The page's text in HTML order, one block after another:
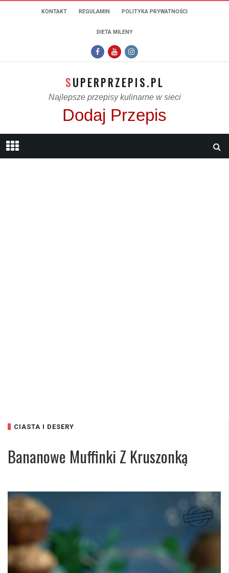
KONTAKT REGULAMIN POLITYKA PRYWATNOŚCI
DIETA MILENY
SUPERPRZEPIS.PL
Najlepsze przepisy kulinarne w sieci
Dodaj Przepis
CIASTA I DESERY
Bananowe Muffinki Z Kruszonką